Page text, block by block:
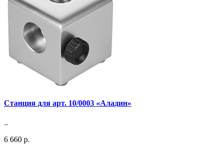
Станция для арт. 10/0003 «Аладин»
..
6 660 р.